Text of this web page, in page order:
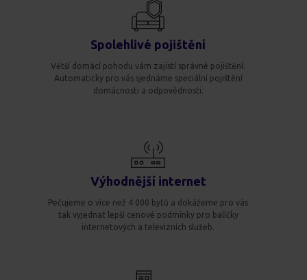
Spolehlivé pojištění
Větší domácí pohodu vám zajistí správné pojištění.
Automaticky pro vás sjednáme speciální pojištění
domácnosti a odpovědnosti.
Výhodnější internet
Pečujeme o více než 4 000 bytů a dokážeme pro vás
tak vyjednat lepší cenové podmínky pro balíčky
internetových a televizních služeb.